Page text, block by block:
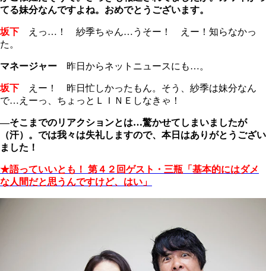
てる妹分なんですよね。おめでとうございます。
坂下 えっ…！ 紗季ちゃん…うそー！ えー！知らなかっ
た。
マネージャー 昨日からネットニュースにも…。
坂下 えー！ 昨日忙しかったもん。そう、紗季は妹分なん
で…えーっ、ちょっとＬＩＮＥしなきゃ！
―そこまでのリアクションとは…驚かせてしまいましたが
（汗）。では我々は失礼しますので、本日はありがとうござい
ました！
★語っていいとも！ 第４２回ゲスト・三瓶「基本的にはダメ
な人間だと思うんですけど、はい」